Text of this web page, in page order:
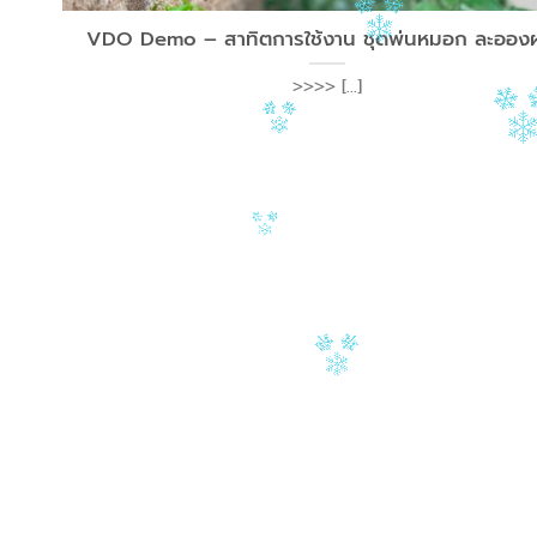
VDO Demo – สาทิตการใช้งาน ชุดพ่นหมอก ละออ
>>>> [...]